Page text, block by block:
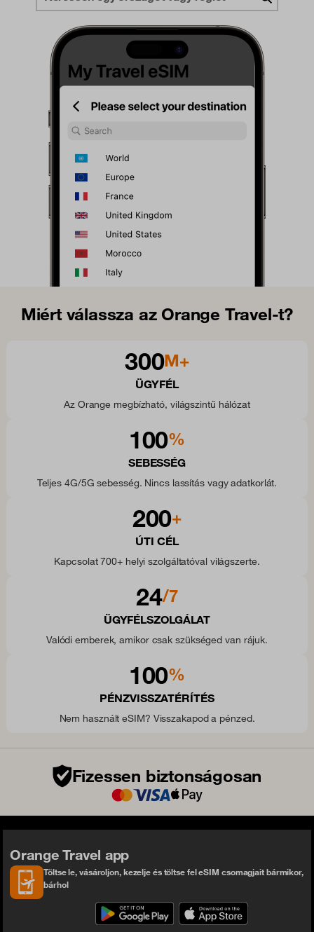
Miért válassza az Orange Travel-t?
300M+
ÜGYFÉL
Az Orange megbízható, világszintű hálózat
100%
SEBESSÉG
Teljes 4G/5G sebesség. Nincs lassítás vagy adatkorlát.
200+
ÚTI CÉL
Kapcsolat 700+ helyi szolgáltatóval világszerte.
24/7
ÜGYFÉLSZOLGÁLAT
Valódi emberek, amikor csak szükséged van rájuk.
100%
PÉNZVISSZATÉRÍTÉS
Nem használt eSIM? Visszakapod a pénzed.
Fizessen biztonságosan
Orange Travel app
Töltse le, vásároljon, kezelje és töltse fel eSIM csomagjait bármikor,
bárhol